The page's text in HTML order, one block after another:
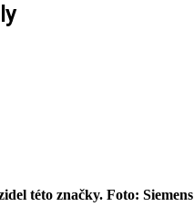
této značky. Foto: Siemens